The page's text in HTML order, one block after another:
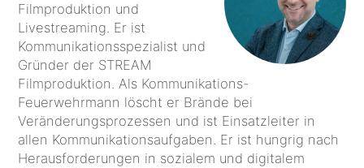
Filmproduktion und
Livestreaming. Er ist
Kommunikationsspezialist und
Gründer der STREAM
Filmproduktion. Als Kommunikations-
Feuerwehrmann löscht er Brände bei
Veränderungsprozessen und ist Einsatzleiter in
allen Kommunikationsaufgaben. Er ist hungrig nach
Herausforderungen in sozialem und digitalem